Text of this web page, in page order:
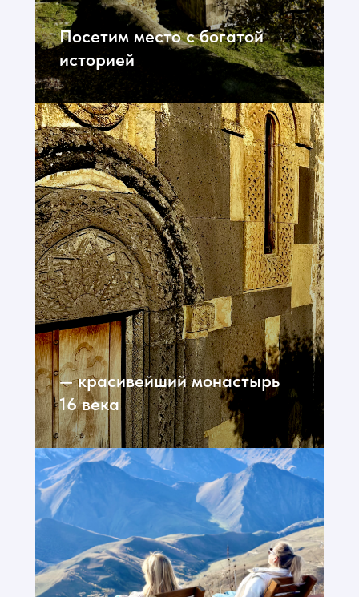
Посетим место с богатой
историей
— красивейший монастырь
16 века